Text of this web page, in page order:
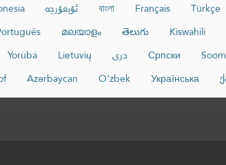
ئۇيغۇرچە বাংলা Français Türkçe
മലയാളം తెలుగు Kiswahili
Yorùbá Lietuvių دری Српски
Azərbaycan O‘zbek Українська